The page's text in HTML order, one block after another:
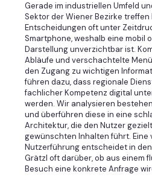
Gerade im industriellen Umfeld
Sektor der Wiener Bezirke treffen
Entscheidungen oft unter
Smartphone, weshalb eine mobil
Darstellung unverzichtbar ist.
Abläufe und verschachtelte
den Zugang zu wichtigen
führen dazu, dass regionale
fachlicher Kompetenz digital
werden. Wir analysieren
und überführen diese in eine
Architektur, die den Nutzer
gewünschten Inhalten führt. Eine
Nutzerführung entscheidet in
Grätzl oft darüber, ob aus einem
Besuch eine konkrete Anfrage